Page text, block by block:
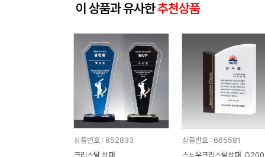
이 상품과 유사한추천상품
상품번호 : 852833
크리스탈 상패
상품번호 : 665581
스노우크리스탈상패